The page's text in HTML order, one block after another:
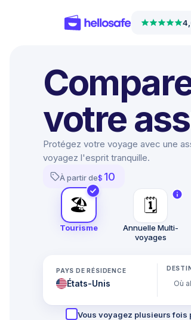
votre
Protégez votre voyage avec une
voyagez l'esprit tranquille.
À partir de$ 10
🏖
Tourisme
🗓️
Annuelle Multi-
voyages
PAYS DE RÉSIDENCE
Vous voyagez plusieurs fois